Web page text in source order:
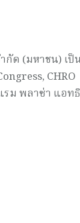
กัด (มหาชน) เป็
CHRO
รม พลาซ่า แอท